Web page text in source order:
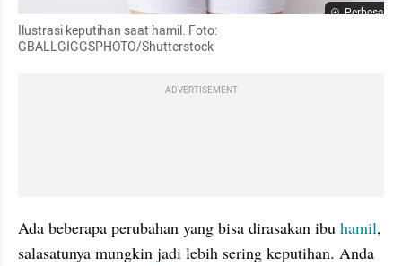
Perbesar
Ilustrasi keputihan saat hamil. Foto:
GBALLGIGGSPHOTO/Shutterstock
ADVERTISEMENT
Ada beberapa perubahan yang bisa dirasakan ibu hamil,
salasatunya mungkin jadi lebih sering keputihan. Anda